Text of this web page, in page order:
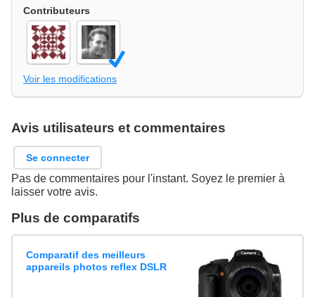
Contributeurs
Voir les modifications
Avis utilisateurs et commentaires
Se connecter
Pas de commentaires pour l'instant. Soyez le premier à
laisser votre avis.
Plus de comparatifs
Comparatif des meilleurs
appareils photos reflex DSLR